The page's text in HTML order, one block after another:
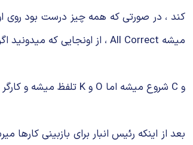
کند ، در صورتی که همه چیز درست بود
میشه All Correct ، از اونجایی که میدونید اگر چه حرف اول این دو با A
و C شروع میشه اما O و K تلفظ میشه و کارگر مذکور کم سواد بوده ، تلفظ دو حرف اول رو به طور اختصار روی بسته ها مینویسه : O.K